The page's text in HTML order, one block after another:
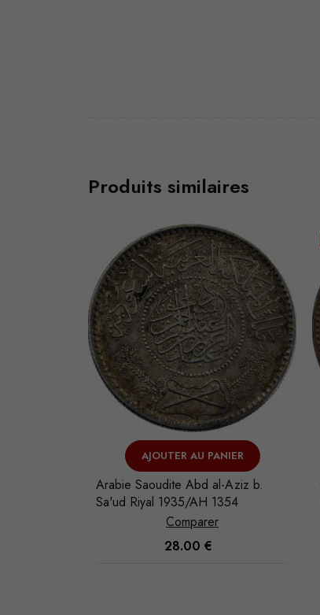
Produits similaires
AJOUTER AU PANIER
Arabie Saoudite Abd al-Aziz b.
Sa'ud Riyal 1935/AH 1354
Comparer
28.00 €